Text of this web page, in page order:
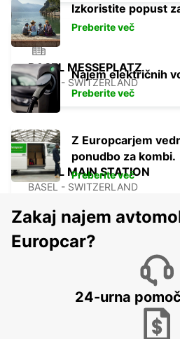
BASEL MESSEPLATZ
BASEL - SWITZERLAND
BASEL MAIN STATION
BASEL - SWITZERLAND
PRATTELN GERBER
SERVICE
PRATTELN - SWITZERLAND
Izkoristite popust
Preberite več
Najem električnih
Preberite več
Z Europcarjem
ponudbo za kombi.
Preberite več
Zakaj najem
Europcar?
24-urna